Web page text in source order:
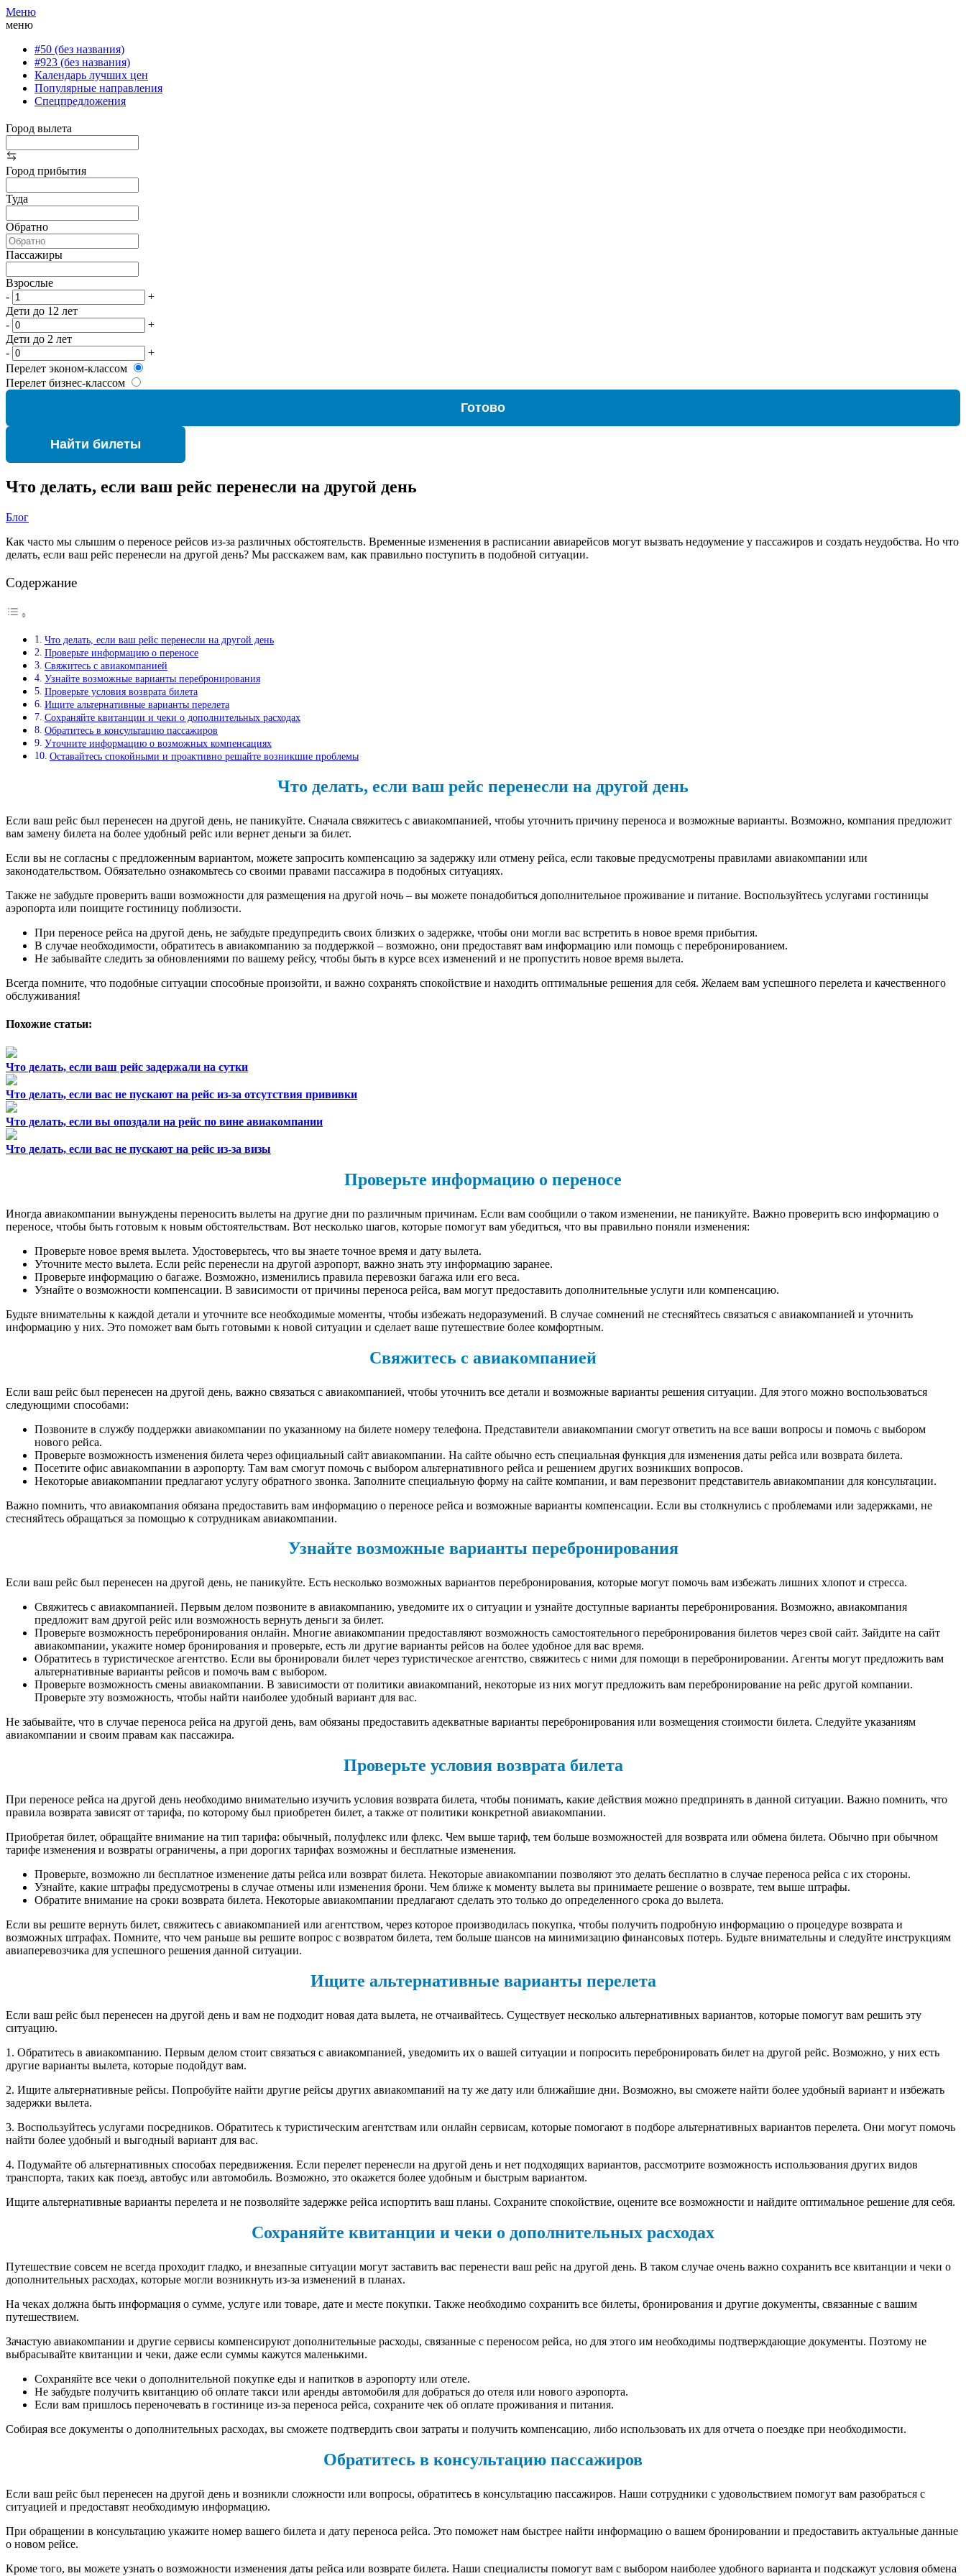
Меню
меню
#50 (без названия)
#923 (без названия)
Календарь лучших цен
Популярные направления
Спецпредложения
Город вылета
Город прибытия
Туда
Обратно
Пассажиры
Взрослые
-
+
Дети до 12 лет
-
+
Дети до 2 лет
-
+
Перелет эконом-классом
Перелет бизнес-классом
Готово
Найти билеты
Что делать, если ваш рейс перенесли на другой день
Блог
Как часто мы слышим о переносе рейсов из-за различных обстоятельств. Временные изменения в расписании авиарейсов могут вызвать недоумение у пассажиров и создать неудобства. Но что
делать, если ваш рейс перенесли на другой день? Мы расскажем вам, как правильно поступить в подобной ситуации.
Содержание
Что делать, если ваш рейс перенесли на другой день
Проверьте информацию о переносе
Свяжитесь с авиакомпанией
Узнайте возможные варианты перебронирования
Проверьте условия возврата билета
Ищите альтернативные варианты перелета
Сохраняйте квитанции и чеки о дополнительных расходах
Обратитесь в консультацию пассажиров
Уточните информацию о возможных компенсациях
Оставайтесь спокойными и проактивно решайте возникшие проблемы
Что делать, если ваш рейс перенесли на другой день
Если ваш рейс был перенесен на другой день, не паникуйте. Сначала свяжитесь с авиакомпанией, чтобы уточнить причину переноса и возможные варианты. Возможно, компания предложит
вам замену билета на более удобный рейс или вернет деньги за билет.
Если вы не согласны с предложенным вариантом, можете запросить компенсацию за задержку или отмену рейса, если таковые предусмотрены правилами авиакомпании или
законодательством. Обязательно ознакомьтесь со своими правами пассажира в подобных ситуациях.
Также не забудьте проверить ваши возможности для размещения на другой ночь – вы можете понадобиться дополнительное проживание и питание. Воспользуйтесь услугами гостиницы
аэропорта или поищите гостиницу поблизости.
При переносе рейса на другой день, не забудьте предупредить своих близких о задержке, чтобы они могли вас встретить в новое время прибытия.
В случае необходимости, обратитесь в авиакомпанию за поддержкой – возможно, они предоставят вам информацию или помощь с перебронированием.
Не забывайте следить за обновлениями по вашему рейсу, чтобы быть в курсе всех изменений и не пропустить новое время вылета.
Всегда помните, что подобные ситуации способные произойти, и важно сохранять спокойствие и находить оптимальные решения для себя. Желаем вам успешного перелета и качественного
обслуживания!
Похожие статьи:
Что делать, если ваш рейс задержали на сутки
Что делать, если вас не пускают на рейс из-за отсутствия прививки
Что делать, если вы опоздали на рейс по вине авиакомпании
Что делать, если вас не пускают на рейс из-за визы
Проверьте информацию о переносе
Иногда авиакомпании вынуждены переносить вылеты на другие дни по различным причинам. Если вам сообщили о таком изменении, не паникуйте. Важно проверить всю информацию о
переносе, чтобы быть готовым к новым обстоятельствам. Вот несколько шагов, которые помогут вам убедиться, что вы правильно поняли изменения:
Проверьте новое время вылета. Удостоверьтесь, что вы знаете точное время и дату вылета.
Уточните место вылета. Если рейс перенесли на другой аэропорт, важно знать эту информацию заранее.
Проверьте информацию о багаже. Возможно, изменились правила перевозки багажа или его веса.
Узнайте о возможности компенсации. В зависимости от причины переноса рейса, вам могут предоставить дополнительные услуги или компенсацию.
Будьте внимательны к каждой детали и уточните все необходимые моменты, чтобы избежать недоразумений. В случае сомнений не стесняйтесь связаться с авиакомпанией и уточнить
информацию у них. Это поможет вам быть готовыми к новой ситуации и сделает ваше путешествие более комфортным.
Свяжитесь с авиакомпанией
Если ваш рейс был перенесен на другой день, важно связаться с авиакомпанией, чтобы уточнить все детали и возможные варианты решения ситуации. Для этого можно воспользоваться
следующими способами:
Позвоните в службу поддержки авиакомпании по указанному на билете номеру телефона. Представители авиакомпании смогут ответить на все ваши вопросы и помочь с выбором
нового рейса.
Проверьте возможность изменения билета через официальный сайт авиакомпании. На сайте обычно есть специальная функция для изменения даты рейса или возврата билета.
Посетите офис авиакомпании в аэропорту. Там вам смогут помочь с выбором альтернативного рейса и решением других возникших вопросов.
Некоторые авиакомпании предлагают услугу обратного звонка. Заполните специальную форму на сайте компании, и вам перезвонит представитель авиакомпании для консультации.
Важно помнить, что авиакомпания обязана предоставить вам информацию о переносе рейса и возможные варианты компенсации. Если вы столкнулись с проблемами или задержками, не
стесняйтесь обращаться за помощью к сотрудникам авиакомпании.
Узнайте возможные варианты перебронирования
Если ваш рейс был перенесен на другой день, не паникуйте. Есть несколько возможных вариантов перебронирования, которые могут помочь вам избежать лишних хлопот и стресса.
Свяжитесь с авиакомпанией. Первым делом позвоните в авиакомпанию, уведомите их о ситуации и узнайте доступные варианты перебронирования. Возможно, авиакомпания
предложит вам другой рейс или возможность вернуть деньги за билет.
Проверьте возможность перебронирования онлайн. Многие авиакомпании предоставляют возможность самостоятельного перебронирования билетов через свой сайт. Зайдите на сайт
авиакомпании, укажите номер бронирования и проверьте, есть ли другие варианты рейсов на более удобное для вас время.
Обратитесь в туристическое агентство. Если вы бронировали билет через туристическое агентство, свяжитесь с ними для помощи в перебронировании. Агенты могут предложить вам
альтернативные варианты рейсов и помочь вам с выбором.
Проверьте возможность смены авиакомпании. В зависимости от политики авиакомпаний, некоторые из них могут предложить вам перебронирование на рейс другой компании.
Проверьте эту возможность, чтобы найти наиболее удобный вариант для вас.
Не забывайте, что в случае переноса рейса на другой день, вам обязаны предоставить адекватные варианты перебронирования или возмещения стоимости билета. Следуйте указаниям
авиакомпании и своим правам как пассажира.
Проверьте условия возврата билета
При переносе рейса на другой день необходимо внимательно изучить условия возврата билета, чтобы понимать, какие действия можно предпринять в данной ситуации. Важно помнить, что
правила возврата зависят от тарифа, по которому был приобретен билет, а также от политики конкретной авиакомпании.
Приобретая билет, обращайте внимание на тип тарифа: обычный, полуфлекс или флекс. Чем выше тариф, тем больше возможностей для возврата или обмена билета. Обычно при обычном
тарифе изменения и возвраты ограничены, а при дорогих тарифах возможны и бесплатные изменения.
Проверьте, возможно ли бесплатное изменение даты рейса или возврат билета. Некоторые авиакомпании позволяют это делать бесплатно в случае переноса рейса с их стороны.
Узнайте, какие штрафы предусмотрены в случае отмены или изменения брони. Чем ближе к моменту вылета вы принимаете решение о возврате, тем выше штрафы.
Обратите внимание на сроки возврата билета. Некоторые авиакомпании предлагают сделать это только до определенного срока до вылета.
Если вы решите вернуть билет, свяжитесь с авиакомпанией или агентством, через которое производилась покупка, чтобы получить подробную информацию о процедуре возврата и
возможных штрафах. Помните, что чем раньше вы решите вопрос с возвратом билета, тем больше шансов на минимизацию финансовых потерь. Будьте внимательны и следуйте инструкциям
авиаперевозчика для успешного решения данной ситуации.
Ищите альтернативные варианты перелета
Если ваш рейс был перенесен на другой день и вам не подходит новая дата вылета, не отчаивайтесь. Существует несколько альтернативных вариантов, которые помогут вам решить эту
ситуацию.
1. Обратитесь в авиакомпанию. Первым делом стоит связаться с авиакомпанией, уведомить их о вашей ситуации и попросить перебронировать билет на другой рейс. Возможно, у них есть
другие варианты вылета, которые подойдут вам.
2. Ищите альтернативные рейсы. Попробуйте найти другие рейсы других авиакомпаний на ту же дату или ближайшие дни. Возможно, вы сможете найти более удобный вариант и избежать
задержки вылета.
3. Воспользуйтесь услугами посредников. Обратитесь к туристическим агентствам или онлайн сервисам, которые помогают в подборе альтернативных вариантов перелета. Они могут помочь
найти более удобный и выгодный вариант для вас.
4. Подумайте об альтернативных способах передвижения. Если перелет перенесли на другой день и нет подходящих вариантов, рассмотрите возможность использования других видов
транспорта, таких как поезд, автобус или автомобиль. Возможно, это окажется более удобным и быстрым вариантом.
Ищите альтернативные варианты перелета и не позволяйте задержке рейса испортить ваш планы. Сохраните спокойствие, оцените все возможности и найдите оптимальное решение для себя.
Сохраняйте квитанции и чеки о дополнительных расходах
Путешествие совсем не всегда проходит гладко, и внезапные ситуации могут заставить вас перенести ваш рейс на другой день. В таком случае очень важно сохранить все квитанции и чеки о
дополнительных расходах, которые могли возникнуть из-за изменений в планах.
На чеках должна быть информация о сумме, услуге или товаре, дате и месте покупки. Также необходимо сохранить все билеты, бронирования и другие документы, связанные с вашим
путешествием.
Зачастую авиакомпании и другие сервисы компенсируют дополнительные расходы, связанные с переносом рейса, но для этого им необходимы подтверждающие документы. Поэтому не
выбрасывайте квитанции и чеки, даже если суммы кажутся маленькими.
Сохраняйте все чеки о дополнительной покупке еды и напитков в аэропорту или отеле.
Не забудьте получить квитанцию об оплате такси или аренды автомобиля для добраться до отеля или нового аэропорта.
Если вам пришлось переночевать в гостинице из-за переноса рейса, сохраните чек об оплате проживания и питания.
Собирая все документы о дополнительных расходах, вы сможете подтвердить свои затраты и получить компенсацию, либо использовать их для отчета о поездке при необходимости.
Обратитесь в консультацию пассажиров
Если ваш рейс был перенесен на другой день и возникли сложности или вопросы, обратитесь в консультацию пассажиров. Наши сотрудники с удовольствием помогут вам разобраться с
ситуацией и предоставят необходимую информацию.
При обращении в консультацию укажите номер вашего билета и дату переноса рейса. Это поможет нам быстрее найти информацию о вашем бронировании и предоставить актуальные данные
о новом рейсе.
Кроме того, вы можете узнать о возможности изменения даты рейса или возврате билета. Наши специалисты помогут вам с выбором наиболее удобного варианта и подскажут условия обмена